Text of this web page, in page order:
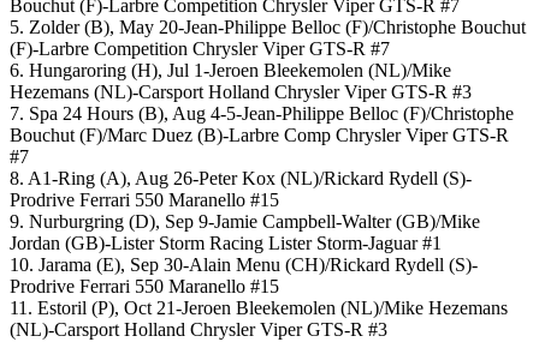
Bouchut (F)-Larbre Competition Chrysler Viper GTS-R #7
5. Zolder (B), May 20-Jean-Philippe Belloc (F)/Christophe Bouchut
(F)-Larbre Competition Chrysler Viper GTS-R #7
6. Hungaroring (H), Jul 1-Jeroen Bleekemolen (NL)/Mike
Hezemans (NL)-Carsport Holland Chrysler Viper GTS-R #3
7. Spa 24 Hours (B), Aug 4-5-Jean-Philippe Belloc (F)/Christophe
Bouchut (F)/Marc Duez (B)-Larbre Comp Chrysler Viper GTS-R
#7
8. A1-Ring (A), Aug 26-Peter Kox (NL)/Rickard Rydell (S)-
Prodrive Ferrari 550 Maranello #15
9. Nurburgring (D), Sep 9-Jamie Campbell-Walter (GB)/Mike
Jordan (GB)-Lister Storm Racing Lister Storm-Jaguar #1
10. Jarama (E), Sep 30-Alain Menu (CH)/Rickard Rydell (S)-
Prodrive Ferrari 550 Maranello #15
11. Estoril (P), Oct 21-Jeroen Bleekemolen (NL)/Mike Hezemans
(NL)-Carsport Holland Chrysler Viper GTS-R #3